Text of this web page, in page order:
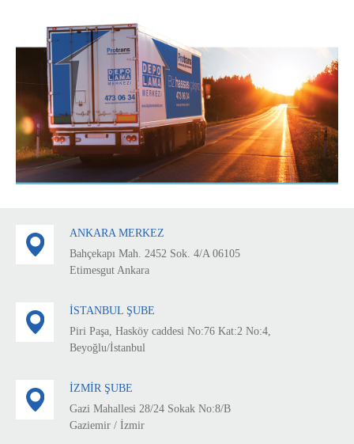
ANKARA MERKEZ
Bahçekapı Mah. 2452 Sok. 4/A 06105
Etimesgut Ankara
İSTANBUL ŞUBE
Piri Paşa, Hasköy caddesi No:76 Kat:2 No:4,
Beyoğlu/İstanbul
İZMİR ŞUBE
Gazi Mahallesi 28/24 Sokak No:8/B
Gaziemir / İzmir